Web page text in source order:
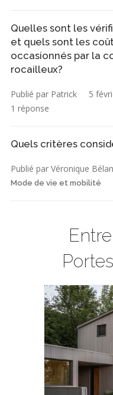
Quelles sont les
et quels sont les
occasionnés par la
rocailleux?
Publié par Patrick 5
1 réponse
Quels critères
Publié par Véronique
Mode de vie et mobilité